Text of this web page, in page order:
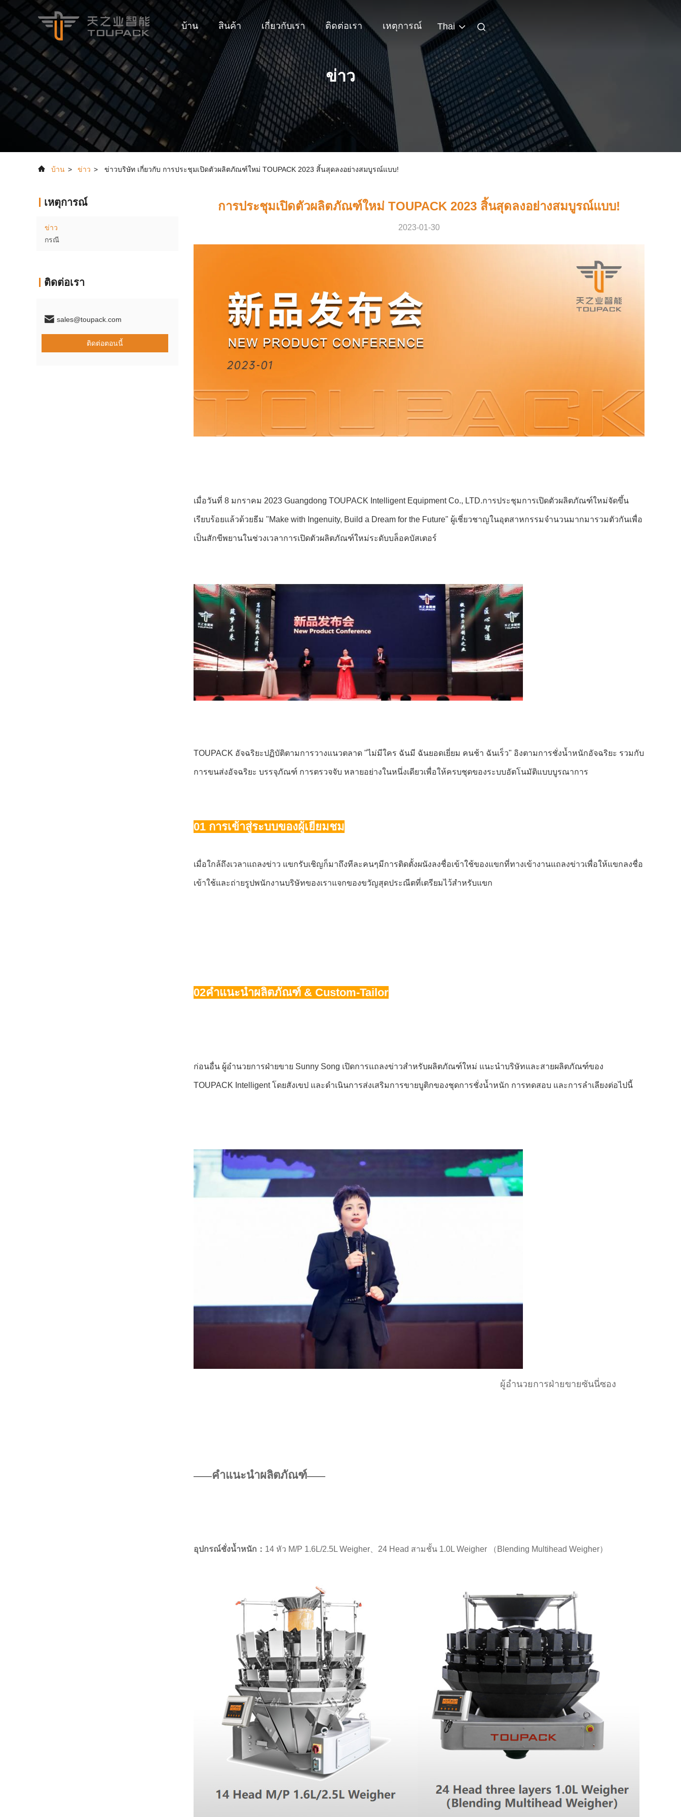
บ้าน สินค้า เกี่ยวกับเรา ติดต่อเรา เหตุการณ์ Thai
ข่าว
บ้าน > ข่าว > ข่าวบริษัท เกี่ยวกับ การประชุมเปิดตัวผลิตภัณฑ์ใหม่ TOUPACK 2023 สิ้นสุดลงอย่างสมบูรณ์แบบ!
เหตุการณ์
ข่าว
กรณี
ติดต่อเรา
sales@toupack.com
ติดต่อตอนนี้
การประชุมเปิดตัวผลิตภัณฑ์ใหม่ TOUPACK 2023 สิ้นสุดลงอย่างสมบูรณ์แบบ!
2023-01-30
เมื่อวันที่ 8 มกราคม 2023 Guangdong TOUPACK Intelligent Equipment Co., LTD.การประชุมการเปิดตัวผลิตภัณฑ์ใหม่จัดขึ้น
เรียบร้อยแล้วด้วยธีม "Make with Ingenuity, Build a Dream for the Future" ผู้เชี่ยวชาญในอุตสาหกรรมจำนวนมากมารวมตัวกันเพื่อ
เป็นสักขีพยานในช่วงเวลาการเปิดตัวผลิตภัณฑ์ใหม่ระดับบล็อคบัสเตอร์
TOUPACK อัจฉริยะปฏิบัติตามการวางแนวตลาด "ไม่มีใคร ฉันมี ฉันยอดเยี่ยม คนช้า ฉันเร็ว" อิงตามการชั่งน้ำหนักอัจฉริยะ รวมกับ
การขนส่งอัจฉริยะ บรรจุภัณฑ์ การตรวจจับ หลายอย่างในหนึ่งเดียวเพื่อให้ครบชุดของระบบอัตโนมัติแบบบูรณาการ
01 การเข้าสู่ระบบของผู้เยี่ยมชม
เมื่อใกล้ถึงเวลาแถลงข่าว แขกรับเชิญก็มาถึงทีละคนๆมีการติดตั้งผนังลงชื่อเข้าใช้ของแขกที่ทางเข้างานแถลงข่าวเพื่อให้แขกลงชื่อ
เข้าใช้และถ่ายรูปพนักงานบริษัทของเราแจกของขวัญสุดประณีตที่เตรียมไว้สำหรับแขก
02คำแนะนำผลิตภัณฑ์ & Custom-Tailor
ก่อนอื่น ผู้อำนวยการฝ่ายขาย Sunny Song เปิดการแถลงข่าวสำหรับผลิตภัณฑ์ใหม่ แนะนำบริษัทและสายผลิตภัณฑ์ของ
TOUPACK Intelligent โดยสังเขป และดำเนินการส่งเสริมการขายบูติกของชุดการชั่งน้ำหนัก การทดสอบ และการลำเลียงต่อไปนี้
ผู้อำนวยการฝ่ายขายซันนี่ซอง
——คำแนะนำผลิตภัณฑ์——
อุปกรณ์ชั่งน้ำหนัก： 14 หัว M/P 1.6L/2.5L Weigher、24 Head สามชั้น 1.0L Weigher （Blending Multihead Weigher）